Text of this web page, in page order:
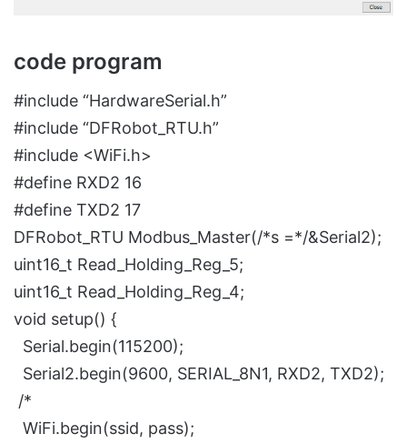
code program
#include “HardwareSerial.h”
#include “DFRobot_RTU.h”
#include <WiFi.h>
#define RXD2 16
#define TXD2 17
DFRobot_RTU Modbus_Master(/*s =*/&Serial2);
uint16_t Read_Holding_Reg_5;
uint16_t Read_Holding_Reg_4;
void setup() {
Serial.begin(115200);
Serial2.begin(9600, SERIAL_8N1, RXD2, TXD2);
/*
WiFi.begin(ssid, pass);